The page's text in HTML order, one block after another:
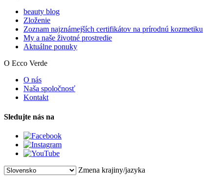
beauty blog
Zloženie
Zoznam najznámejších certifikátov na prírodnú kozmetiku
My a naše životné prostredie
Aktuálne ponuky
O Ecco Verde
O nás
Naša spoločnosť
Kontakt
Sledujte nás na
Zmena krajiny/jazyka